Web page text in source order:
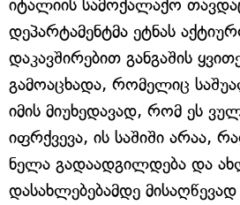
იტალიის სამოქალაქო
დეპარტამენტმა ეტნას
დაკავშირებით განგაშის
გამოაცხადა, რომელიც
იმის მიუხედავად, რომ ეს
იფრქვევა, ის საშიში არაა,
ნელა გადაადგილდება და
დასახლებებამდე